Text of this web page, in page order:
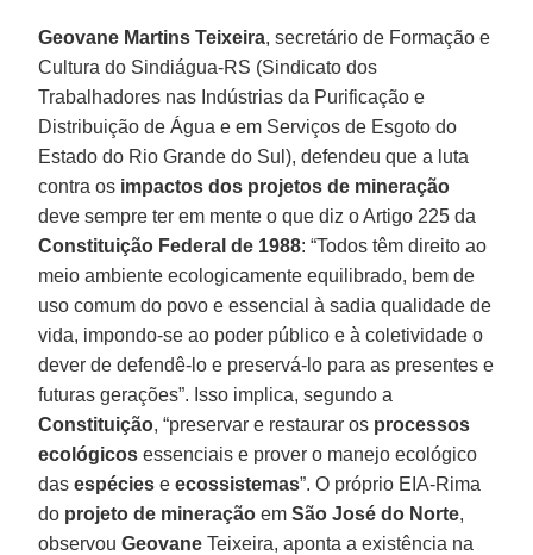
Geovane Martins Teixeira, secretário de Formação e
Cultura do Sindiágua-RS (Sindicato dos
Trabalhadores nas Indústrias da Purificação e
Distribuição de Água e em Serviços de Esgoto do
Estado do Rio Grande do Sul), defendeu que a luta
contra os impactos dos projetos de mineração
deve sempre ter em mente o que diz o Artigo 225 da
Constituição Federal de 1988: “Todos têm direito ao
meio ambiente ecologicamente equilibrado, bem de
uso comum do povo e essencial à sadia qualidade de
vida, impondo-se ao poder público e à coletividade o
dever de defendê-lo e preservá-lo para as presentes e
futuras gerações”. Isso implica, segundo a
Constituição, “preservar e restaurar os processos
ecológicos essenciais e prover o manejo ecológico
dasespécies eecossistemas”. O próprio EIA-Rima
do projeto de mineração emSão José do Norte,
observouGeovane Teixeira, aponta a existência na